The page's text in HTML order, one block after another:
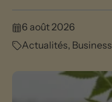
6 août 2026
Actualités, Business